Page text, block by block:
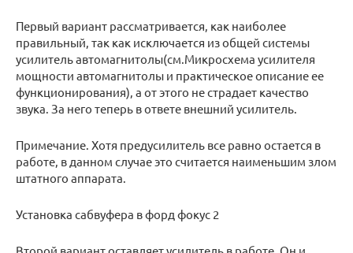
Первый вариант рассматривается, как наиболее
правильный, так как исключается из общей системы
усилитель автомагнитолы(см.Микросхема усилителя
мощности автомагнитолы и практическое описание ее
функционирования), а от этого не страдает качество
звука. За него теперь в ответе внешний усилитель.
Примечание. Хотя предусилитель все равно остается в
работе, в данном случае это считается наименьшим злом
штатного аппарата.
Установка сабвуфера в форд фокус 2